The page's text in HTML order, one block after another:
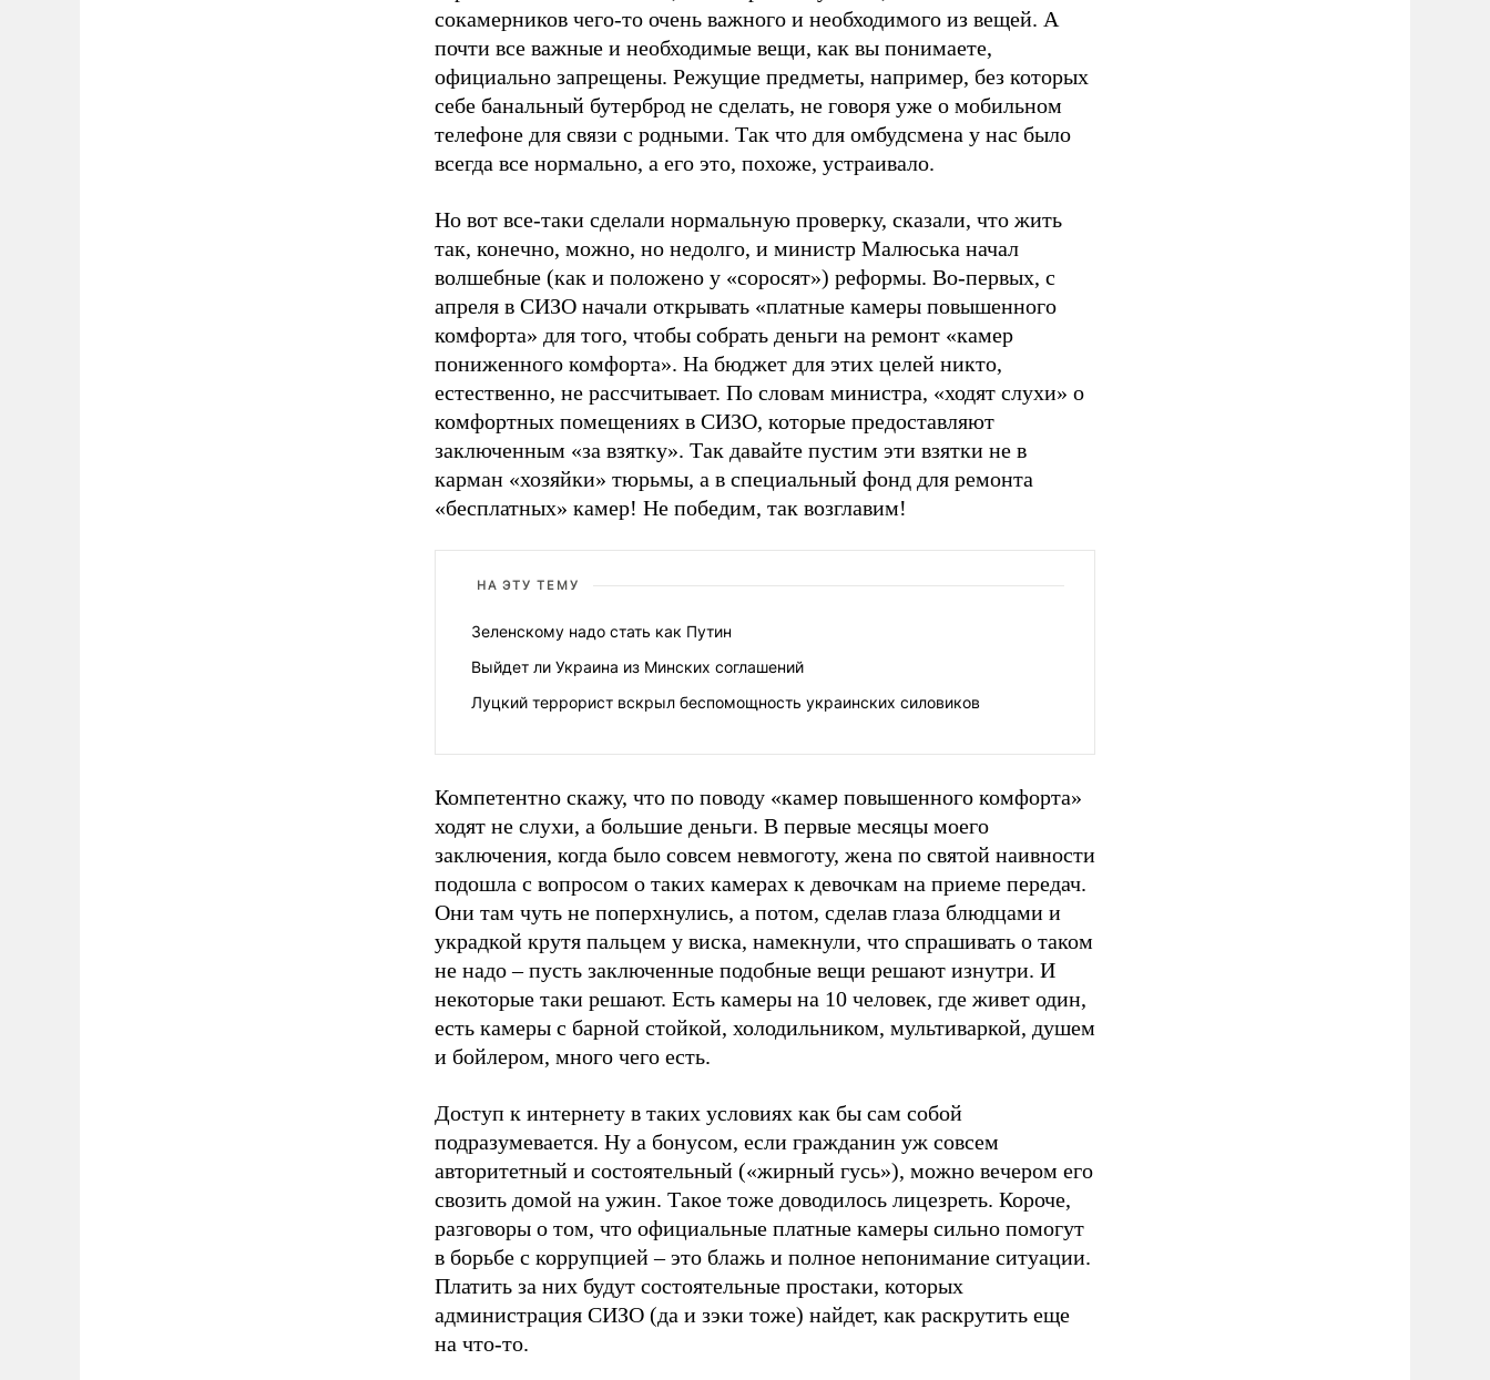
сокамерников чего-то очень важного и необходимого из вещей. А
почти все важные и необходимые вещи, как вы понимаете,
официально запрещены. Режущие предметы, например, без которых
себе банальный бутерброд не сделать, не говоря уже о мобильном
телефоне для связи с родными. Так что для омбудсмена у нас было
всегда все нормально, а его это, похоже, устраивало.
Но вот все-таки сделали нормальную проверку, сказали, что жить
так, конечно, можно, но недолго, и министр Малюська начал
волшебные (как и положено у «соросят») реформы. Во-первых, с
апреля в СИЗО начали открывать «платные камеры повышенного
комфорта» для того, чтобы собрать деньги на ремонт «камер
пониженного комфорта». На бюджет для этих целей никто,
естественно, не рассчитывает. По словам министра, «ходят слухи» о
комфортных помещениях в СИЗО, которые предоставляют
заключенным «за взятку». Так давайте пустим эти взятки не в
карман «хозяйки» тюрьмы, а в специальный фонд для ремонта
«бесплатных» камер! Не победим, так возглавим!
НА ЭТУ ТЕМУ
Зеленскому надо стать как Путин
Выйдет ли Украина из Минских соглашений
Луцкий террорист вскрыл беспомощность украинских силовиков
Компетентно скажу, что по поводу «камер повышенного комфорта»
ходят не слухи, а большие деньги. В первые месяцы моего
заключения, когда было совсем невмоготу, жена по святой наивности
подошла с вопросом о таких камерах к девочкам на приеме передач.
Они там чуть не поперхнулись, а потом, сделав глаза блюдцами и
украдкой крутя пальцем у виска, намекнули, что спрашивать о таком
не надо – пусть заключенные подобные вещи решают изнутри. И
некоторые таки решают. Есть камеры на 10 человек, где живет один,
есть камеры с барной стойкой, холодильником, мультиваркой, душем
и бойлером, много чего есть.
Доступ к интернету в таких условиях как бы сам собой
подразумевается. Ну а бонусом, если гражданин уж совсем
авторитетный и состоятельный («жирный гусь»), можно вечером его
свозить домой на ужин. Такое тоже доводилось лицезреть. Короче,
разговоры о том, что официальные платные камеры сильно помогут
в борьбе с коррупцией – это блажь и полное непонимание ситуации.
Платить за них будут состоятельные простаки, которых
администрация СИЗО (да и зэки тоже) найдет, как раскрутить еще
на что-то.